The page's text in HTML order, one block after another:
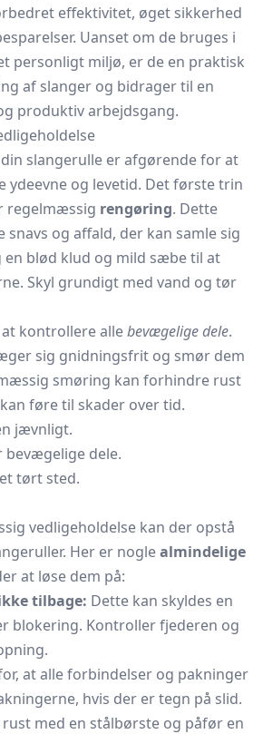
effektivitet, øget sikkerhed
Uanset om de bruges i
personligt miljø, er de en praktisk
af slanger og bidrager til en
produktiv arbejdsgang.
slangerulle er afgørende for at
ydeevne og levetid. Det første trin
regelmæssig rengøring. Dette
og affald, der kan samle sig
en blød klud og mild sæbe til at
Skyl grundigt med vand og tør
kontrollere allebevægelige dele.
sig gnidningsfrit og smør dem
smøring kan forhindre rust
føre til skader over tid.
jævnligt.
dele.
tørt sted.
vedligeholdelse kan der opstå
Her er noglealmindelige
at løse dem på:
tilbage: Dette kan skyldes en
blokering. Kontroller fjederen og
at alle forbindelser og pakninger
hvis der er tegn på slid.
rust med en stålbørste og påfør en